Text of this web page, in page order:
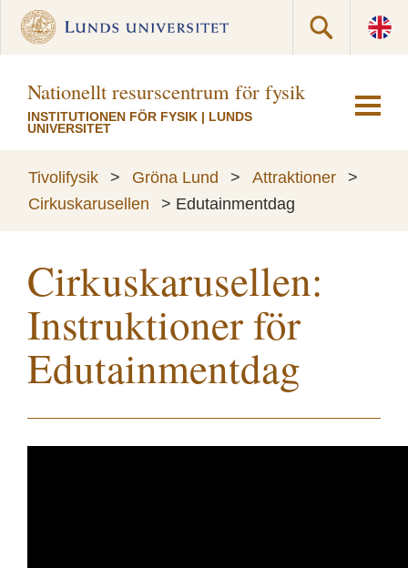
Nationellt resurscentrum för fysik
INSTITUTIONEN FÖR FYSIK | LUNDS
UNIVERSITET
Tivolifysik > Gröna Lund > Attraktioner
>
Cirkuskarusellen
> Edutainmentdag
Cirkuskarusellen:
Instruktioner för
Edutainmentdag